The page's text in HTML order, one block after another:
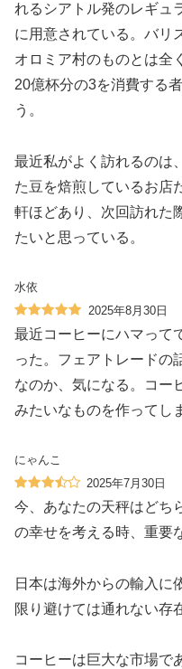
れるシアトル発のレギュ
に用意されている。バリ
オロミア村のものとは全
20億杯分の3を消費する
う。
最近私がよく訪れるのは
た豆を焙煎しているお店
軒ほどあり、次回訪れた
たいと思っている。
水依
2025年8月30日
最近コーヒーにハマって
った。フェアトレードの
なのか、気になる。コー
みたいなものを作ってし
にゃんこ
2025年7月30日
今、あなたの天秤はどち
の幸せを考える時、重要
日本は海外からの輸入に
限り避けては通れない存
コーヒーは巨大な市場で